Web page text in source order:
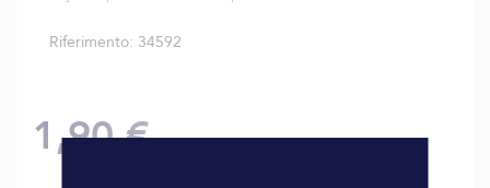
Riferimento 34592
1,90 €